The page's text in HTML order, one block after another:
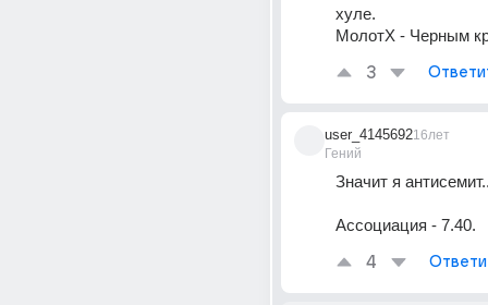
хуле.
МолотХ - Черным
3
user_4145692
Гений
16лет
Значит я
Ассоциация - 7.40.
4